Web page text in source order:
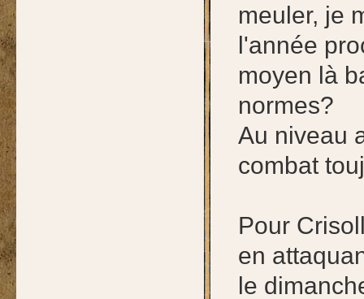
meuler, je
l'année
moyen là
normes?
Au niveau
combat
Pour
en
le